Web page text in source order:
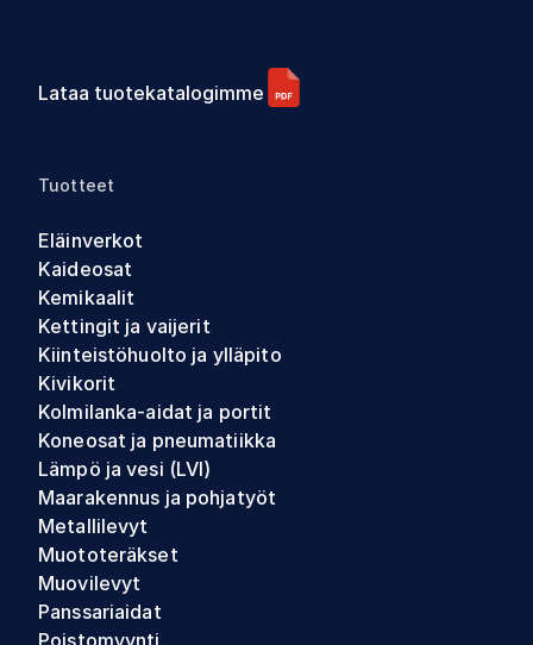
Lataa tuotekatalogimme
Tuotteet
Eläinverkot
Kaideosat
Kemikaalit
Kettingit ja vaijerit
Kiinteistöhuolto ja ylläpito
Kivikorit
Kolmilanka-aidat ja portit
Koneosat ja pneumatiikka
Lämpö ja vesi (LVI)
Maarakennus ja pohjatyöt
Metallilevyt
Muototeräkset
Muovilevyt
Panssariaidat
Poistomyynti